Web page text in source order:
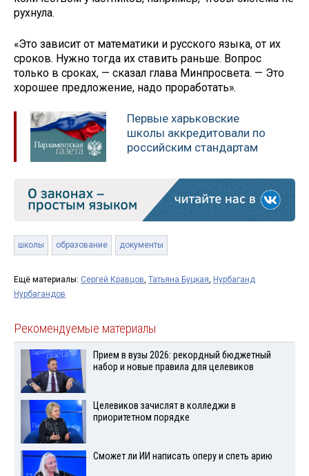
рухнула.
«Это зависит от математики и русского языка, от их
сроков. Нужно тогда их ставить раньше. Вопрос
только в сроках, — сказал глава Минпросвета. — Это
хорошее предложение, надо проработать».
Первые харьковские
школы аккредитовали по
российским стандартам
школы образование документы
Ещё материалы: Сергей Кравцов, Татьяна Буцкая, Нурбаганд
Нурбагандов
Рекомендуемые материалы
Прием в вузы 2026: рекордный бюджетный
набор и новые правила для целевиков
Целевиков зачислят в колледжи в
приоритетном порядке
Сможет ли ИИ написать оперу и спеть арию